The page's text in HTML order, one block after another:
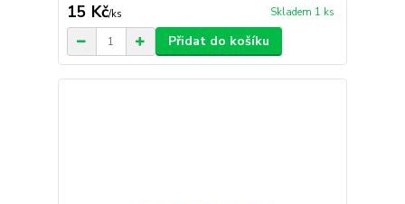
15 Kč/ks Skladem 1 ks
Přidat do košíku